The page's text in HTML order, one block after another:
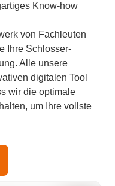
Know-how
von Fachleuten
Ihre Schlosser-
Alle unsere
digitalen Tool
wir die optimale
um Ihre vollste